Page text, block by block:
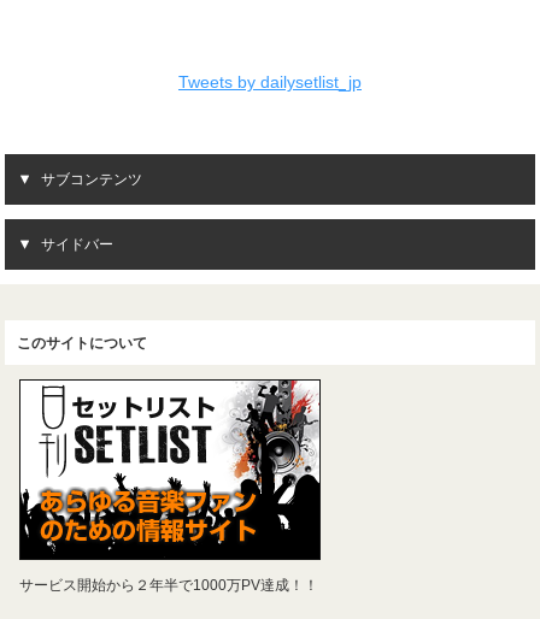
Tweets by dailysetlist_jp
サブコンテンツ
サイドバー
このサイトについて
サービス開始から２年半で1000万PV達成！！